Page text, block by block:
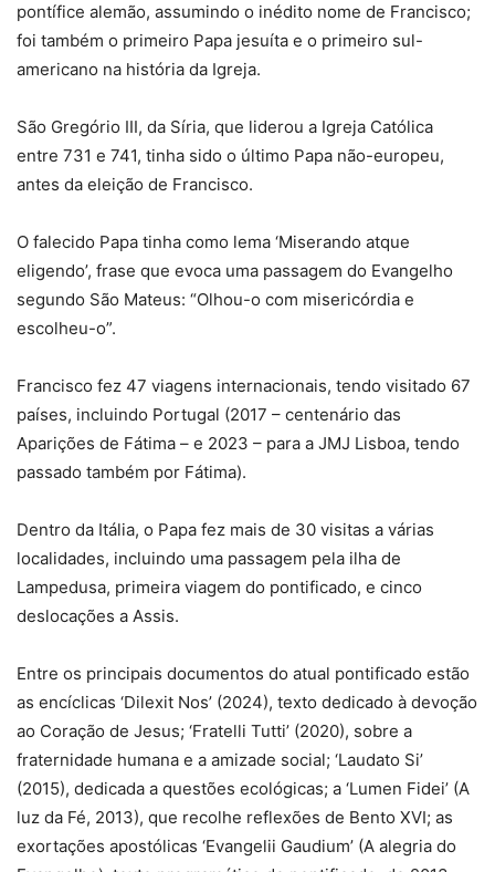
pontífice alemão, assumindo o inédito nome de Francisco;
foi também o primeiro Papa jesuíta e o primeiro sul-
americano na história da Igreja.
São Gregório III, da Síria, que liderou a Igreja Católica
entre 731 e 741, tinha sido o último Papa não-europeu,
antes da eleição de Francisco.
O falecido Papa tinha como lema ‘Miserando atque
eligendo’, frase que evoca uma passagem do Evangelho
segundo São Mateus: “Olhou-o com misericórdia e
escolheu-o”.
Francisco fez 47 viagens internacionais, tendo visitado 67
países, incluindo Portugal (2017 – centenário das
Aparições de Fátima – e 2023 – para a JMJ Lisboa, tendo
passado também por Fátima).
Dentro da Itália, o Papa fez mais de 30 visitas a várias
localidades, incluindo uma passagem pela ilha de
Lampedusa, primeira viagem do pontificado, e cinco
deslocações a Assis.
Entre os principais documentos do atual pontificado estão
as encíclicas ‘Dilexit Nos’ (2024), texto dedicado à devoção
ao Coração de Jesus; ‘Fratelli Tutti’ (2020), sobre a
fraternidade humana e a amizade social; ‘Laudato Si’
(2015), dedicada a questões ecológicas; a ‘Lumen Fidei’ (A
luz da Fé, 2013), que recolhe reflexões de Bento XVI; as
exortações apostólicas ‘Evangelii Gaudium’ (A alegria do